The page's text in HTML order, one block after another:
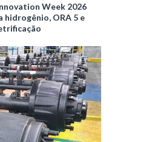
Week 2026
hidrogênio, ORA 5 e